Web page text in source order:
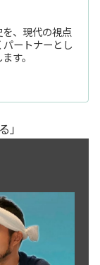
を、現代の視点
ートナーとし
す。
」